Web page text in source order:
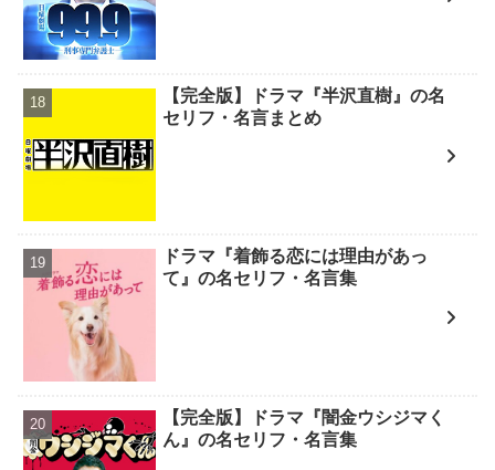
【完全版】ドラマ『半沢直樹』の名
セリフ・名言まとめ
ドラマ『着飾る恋には理由があっ
て』の名セリフ・名言集
【完全版】ドラマ『闇金ウシジマく
ん』の名セリフ・名言集